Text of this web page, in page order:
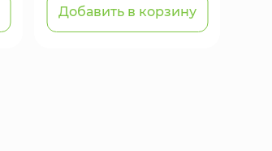
Добавить в корзину